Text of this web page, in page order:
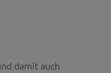
damit auch